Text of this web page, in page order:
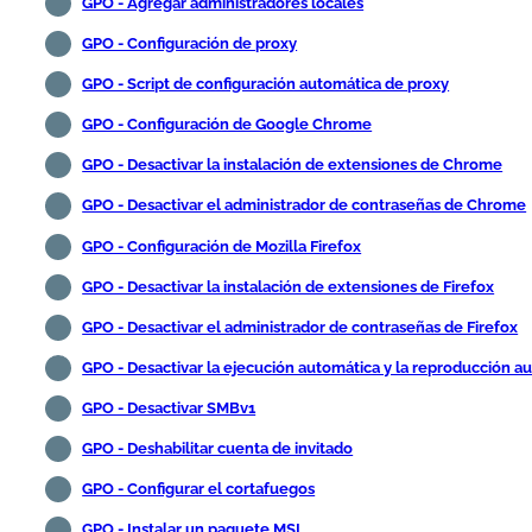
GPO - Configuración de proxy
GPO - Script de configuración automática de proxy
GPO - Configuración de Google Chrome
GPO - Desactivar la instalación de extensiones de Chrome
GPO - Desactivar el administrador de contraseñas de Chrome
GPO - Configuración de Mozilla Firefox
GPO - Desactivar la instalación de extensiones de Firefox
GPO - Desactivar el administrador de contraseñas de Firefox
GPO - Desactivar la ejecución automática y la reproducción
GPO - Desactivar SMBv1
GPO - Deshabilitar cuenta de invitado
GPO - Configurar el cortafuegos